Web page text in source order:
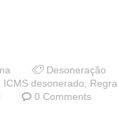
Desoneração
ICMS desonerado
Regra
0 Comments